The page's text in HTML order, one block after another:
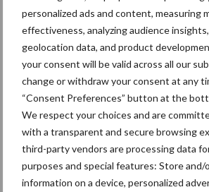
personalized ads and content, measuring
effectiveness, analyzing audience
geolocation data, and product
your consent will be valid across all our
change or withdraw your consent at any
“Consent Preferences” button at the
We respect your choices and are
with a transparent and secure browsing
third-party vendors are processing data
purposes and special features: Store and/
information on a device, personalized
Tien praktische
een langere
Themapagina's
Diergezondheid Bemesting